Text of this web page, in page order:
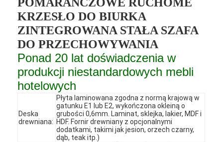
KRZESŁO DO BIURKA
ZINTEGROWANA STAŁA SZAFA
DO PRZECHOWYWANIA
Ponad 20 lat doświadczenia w
produkcji niestandardowych mebli
hotelowych
Deska
drewniana:
Płyta laminowana zgodna z normą krajową w
gatunku E1 lub E2, wykończona okleiną o
grubości 0,6mm. Laminat, sklejka, lakier, MDF i
HDF. Fornir drewniany z opcjonalnymi
dodatkami, takimi jak jesion, orzech czarny,
dąb, teak itp.)